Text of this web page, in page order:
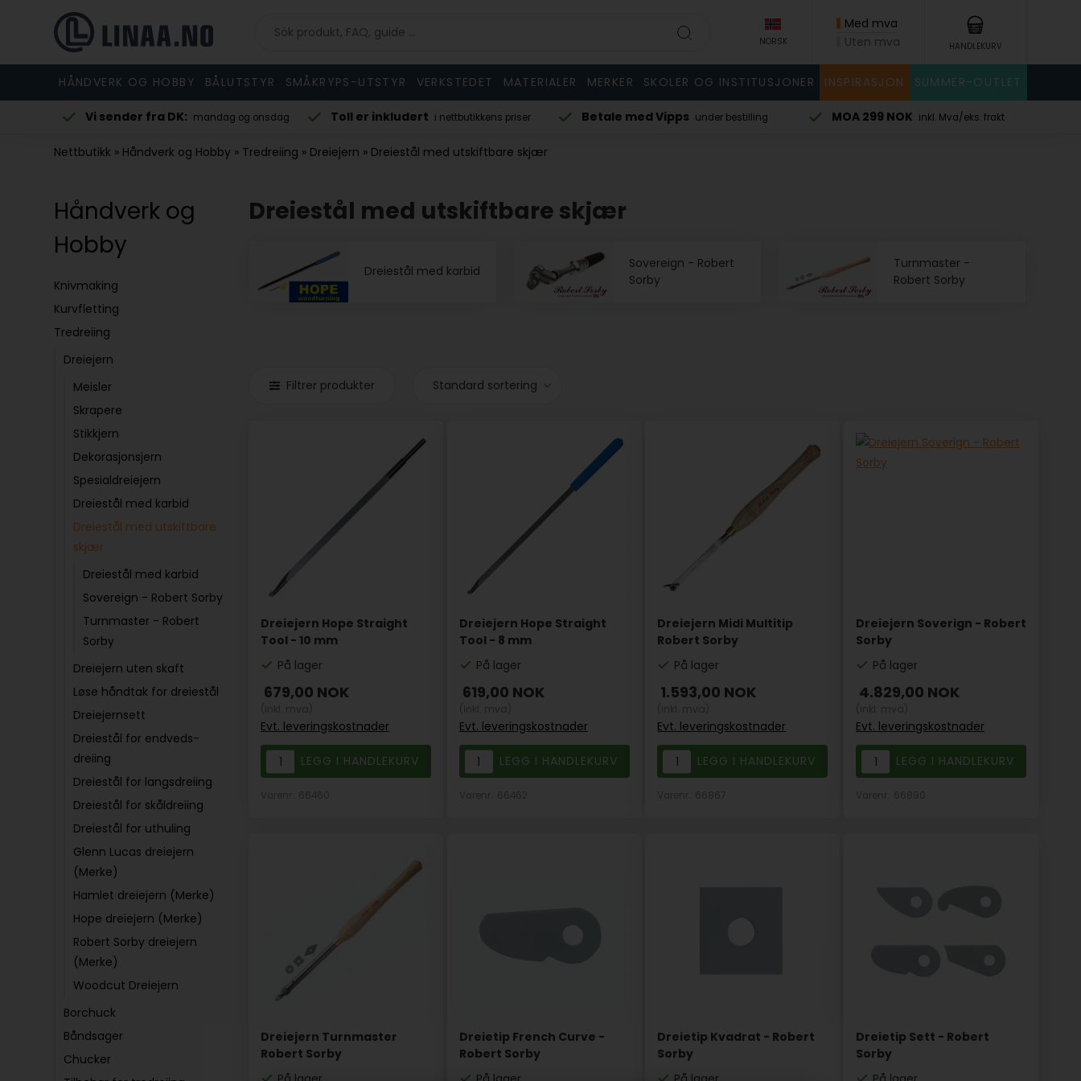
NORSK
Med mva
Uten mva
HANDLEKURV
HÅNDVERK OG HOBBY BÅLUTSTYR SMÅKRYPS-UTSTYR VERKSTEDET MATERIALER MERKER SKOLER OG INSTITUSJONER INSPIRASJON SUMMER-OUTLET
Vi sender fra DK: mandag og onsdag Toll er inkludert i nettbutikkens priser Betale med Vipps under bestilling MOA 299 NOK inkl. Mva/eks. frakt
Nettbutikk » Håndverk og Hobby » Tredreiing » Dreiejern » Dreiestål med utskiftbare skjær
Håndverk og
Hobby
Knivmaking
Kurvfletting
Tredreiing
Dreiejern
Meisler
Skrapere
Stikkjern
Dekorasjonsjern
Spesialdreiejern
Dreiestål med karbid
Dreiestål med utskiftbare
skjær
Dreiestål med karbid
Sovereign - Robert Sorby
Turnmaster - Robert
Sorby
Dreiejern uten skaft
Løse håndtak for dreiestål
Dreiejernsett
Dreiestål for endveds-
dreiing
Dreiestål for langsdreiing
Dreiestål for skåldreiing
Dreiestål for uthuling
Glenn Lucas dreiejern
(Merke)
Hamlet dreiejern (Merke)
Hope dreiejern (Merke)
Robert Sorby dreiejern
(Merke)
Woodcut Dreiejern
Borchuck
Båndsager
Chucker
Dreiestål med utskiftbare skjær
Dreiestål med karbid
Sovereign - Robert
Sorby
Turnmaster -
Robert Sorby
Filtrer produkter
Dreiejern Hope Straight
Tool - 10 mm
På lager
679,00 NOK
Evt. leveringskostnader
Dreiejern Hope Straight
Tool - 8 mm
På lager
619,00 NOK
Evt. leveringskostnader
Dreiejern Midi Multitip
Robert Sorby
På lager
1.593,00 NOK
Evt. leveringskostnader
Dreiejern Soverign - Robert
Sorby
På lager
4.829,00 NOK
Evt. leveringskostnader
Dreiejern Turnmaster
Robert Sorby
Dreietip French Curve -
Robert Sorby
Dreietip Kvadrat - Robert
Sorby
Dreietip Sett - Robert
Sorby